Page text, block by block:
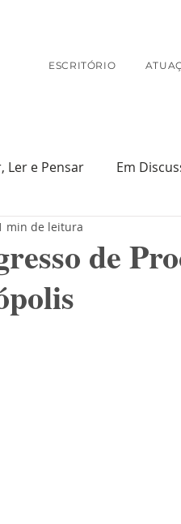
ESCRITÓRIO
Ler e Pensar Em
Na Mídiade
min de leitura